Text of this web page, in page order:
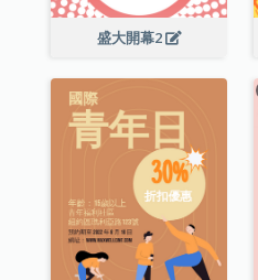
盛大開幕2